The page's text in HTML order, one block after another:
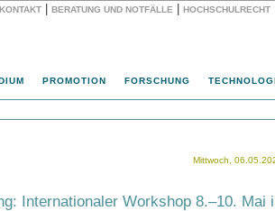
KONTAKT BERATUNG UND NOTFÄLLE HOCHSCHULRECHT
PROMOTION FORSCHUNG
Mittwoch,
Internationaler Workshop 8.–10. Mai